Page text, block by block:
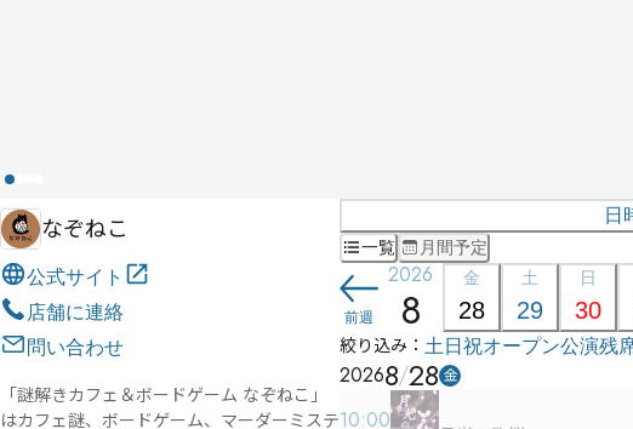
なぞねこ
公式サイト
店舗に連絡
問い合わせ
「謎解きカフェ＆ボードゲーム なぞねこ」
はカフェ謎、ボードゲーム、マーダーミステ
日
一覧 月間予定
前週
2026
8
金
28
土
29
日
30
絞り込み： 土日祝オープン公演残
20268 28 金
10:00